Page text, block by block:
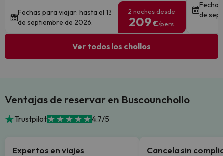
Fechas para viajar: hasta el 13
de septiembre de 2026.
2 noches desde
209€/pers.
de
Ver todos los chollos
Ventajas de reservar en Buscounchollo
Trustpilot 4.7/5
Expertos en viajes Cancela sin